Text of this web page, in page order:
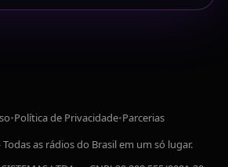
•Política de Privacidade•Parcerias
as rádios do Brasil em um só lugar.